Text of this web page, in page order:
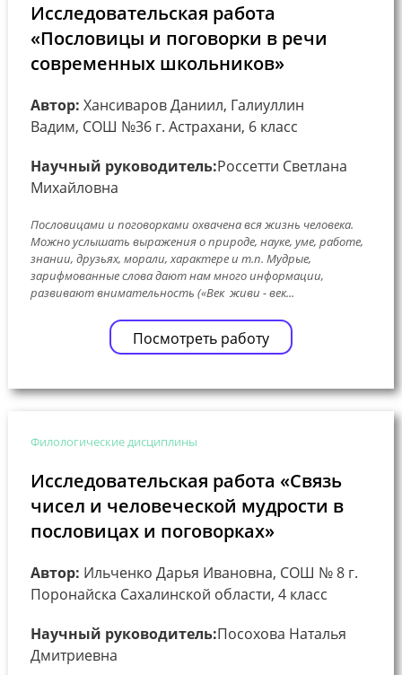
Исследовательская работа
«Пословицы и поговорки в речи
современных школьников»
Автор: Хансиваров Даниил, Галиуллин
Вадим, СОШ №36 г. Астрахани, 6 класс
Научный руководитель:Россетти Светлана
Михайловна
Пословицами и поговорками охвачена вся жизнь человека.
Можно услышать выражения о природе, науке, уме, работе,
знании, друзьях, морали, характере и т.п. Мудрые,
зарифмованные слова дают нам много информации,
развивают внимательность («Век живи - век...
Посмотреть работу
Филологические дисциплины
Исследовательская работа «Связь
чисел и человеческой мудрости в
пословицах и поговорках»
Автор: Ильченко Дарья Ивановна, СОШ № 8 г.
Поронайска Сахалинской области, 4 класс
Научный руководитель:Посохова Наталья
Дмитриевна